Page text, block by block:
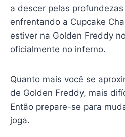
a descer pelas
enfrentando a Cupcake
estiver na Golden Freddy
oficialmente no inferno.
Quanto mais você se
de Golden Freddy, mais
Então prepare-se para
joga.